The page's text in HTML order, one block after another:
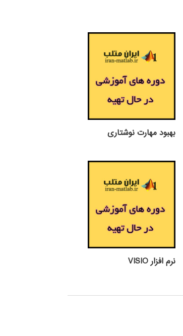
بهبود مهارت نوشتاری
نرم افزار VISIO